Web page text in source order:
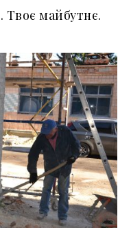
Твоє майбутнє.